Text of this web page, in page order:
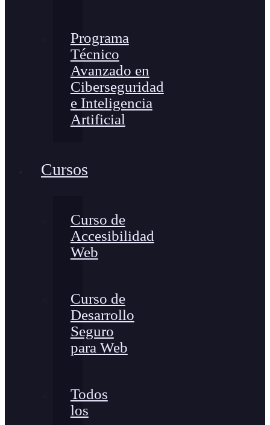
Programa
Técnico
Avanzado en
Ciberseguridad
e Inteligencia
Artificial
Cursos
Curso de
Accesibilidad
Web
Curso de
Desarrollo
Seguro
para Web
Todos
los